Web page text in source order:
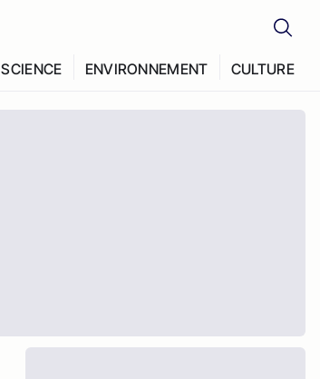
SCIENCE ENVIRONNEMENT CULTURE